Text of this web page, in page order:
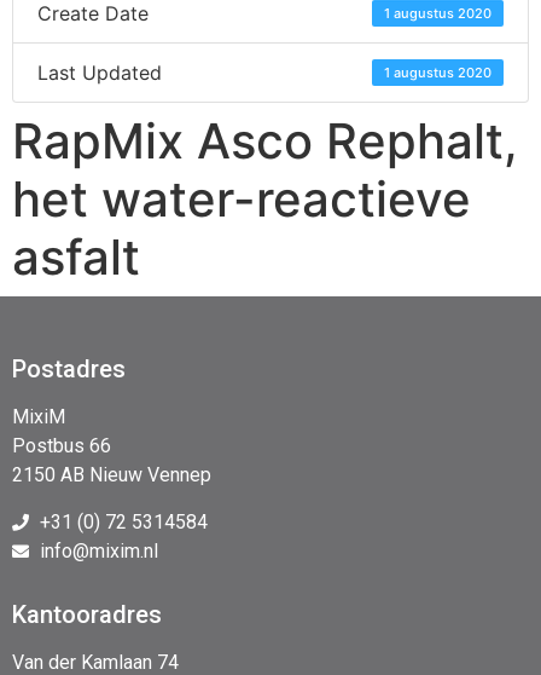
Create Date 1 augustus 2020
Last Updated 1 augustus 2020
RapMix Asco Rephalt,
het water-reactieve
asfalt
Postadres
MixiM
Postbus 66
2150 AB Nieuw Vennep
+31 (0) 72 5314584
info@mixim.nl
Kantooradres
Van der Kamlaan 74